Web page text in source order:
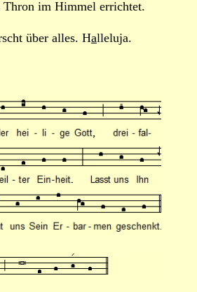
im Himmel errichtet.
über alles. Halleluja.